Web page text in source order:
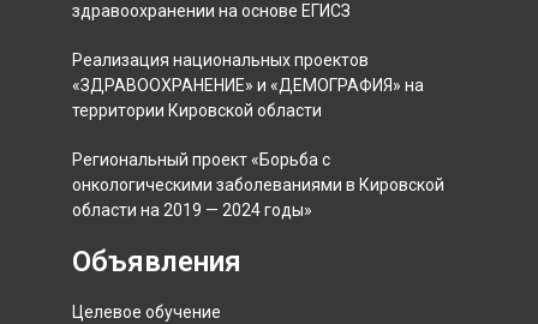
здравоохранении на основе ЕГИСЗ
Реализация национальных проектов
«ЗДРАВООХРАНЕНИЕ» и «ДЕМОГРАФИЯ» на
территории Кировской области
Региональный проект «Борьба с
онкологическими заболеваниями в Кировской
области на 2019 — 2024 годы»
Объявления
Целевое обучение